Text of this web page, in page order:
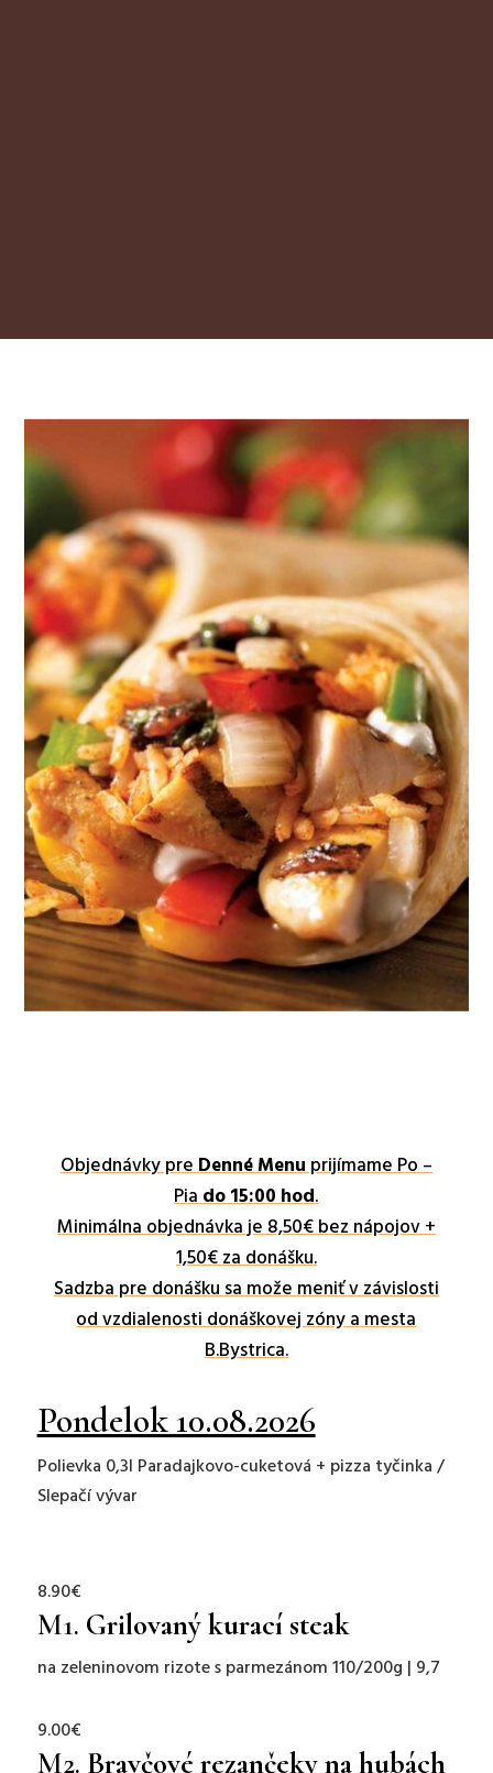
Objednávky preDenné Menuprijímame Po –
Piado 15:00 hod.
Minimálna objednávka je 8,50€ bez nápojov +
1,50€ za donášku.
Sadzba pre donášku sa može meniť v závislosti
od vzdialenosti donáškovej zóny a mesta
B.Bystrica.
Pondelok 10.08.2026
Polievka 0,3l Paradajkovo-cuketová + pizza tyčinka /
Slepačí vývar
8.90€
M1. Grilovaný kurací steak
na zeleninovom rizote s parmezánom 110/200g | 9,7
9.00€
M2. Bravčové rezančeky na hubách